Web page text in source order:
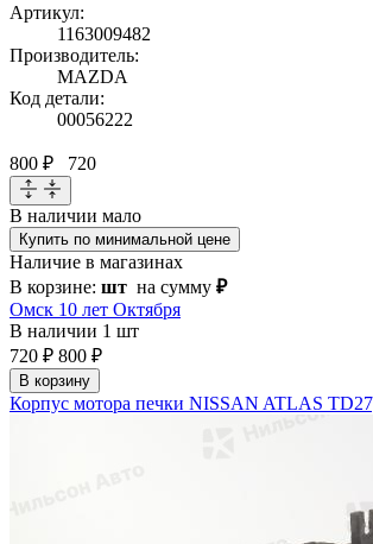
Артикул:
1163009482
Производитель:
MAZDA
Код детали:
00056222
800 ₽ 720
В наличии мало
Купить по минимальной цене
Наличие в магазинах
В корзине: шт на сумму ₽
Омск 10 лет Октября
В наличии 1 шт
720 ₽ 800 ₽
В корзину
Корпус мотора печки NISSAN ATLAS